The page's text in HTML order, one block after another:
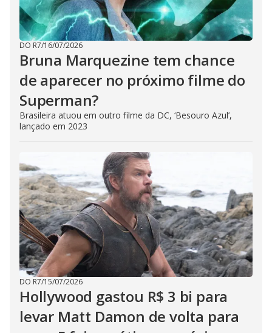
DO R7/16/07/2026
Bruna Marquezine tem chance
de aparecer no próximo filme do
Superman?
Brasileira atuou em outro filme da DC, ‘Besouro Azul’,
lançado em 2023
DO R7/15/07/2026
Hollywood gastou R$ 3 bi para
levar Matt Damon de volta para